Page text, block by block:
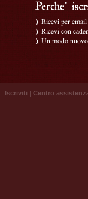
Ricevi per
Ricevi con
Un modo
| Iscriviti | Centro